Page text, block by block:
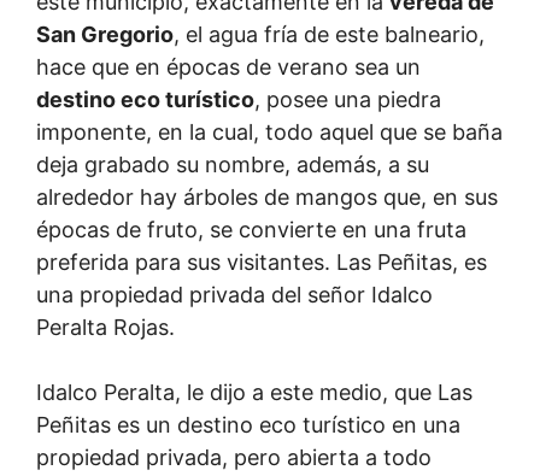
San Gregorio, el agua fría de este balneario,
hace que en épocas de verano sea un
destino eco turístico, posee una piedra
imponente, en la cual, todo aquel que se baña
deja grabado su nombre, además, a su
alrededor hay árboles de mangos que, en sus
épocas de fruto, se convierte en una fruta
preferida para sus visitantes. Las Peñitas, es
una propiedad privada del señor Idalco
Peralta Rojas.
Idalco Peralta, le dijo a este medio, que Las
Peñitas es un destino eco turístico en una
propiedad privada, pero abierta a todo